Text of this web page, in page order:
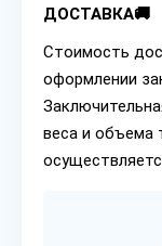
ДОСТАВКА🚚
Стоимость
оформлении
веса и объема